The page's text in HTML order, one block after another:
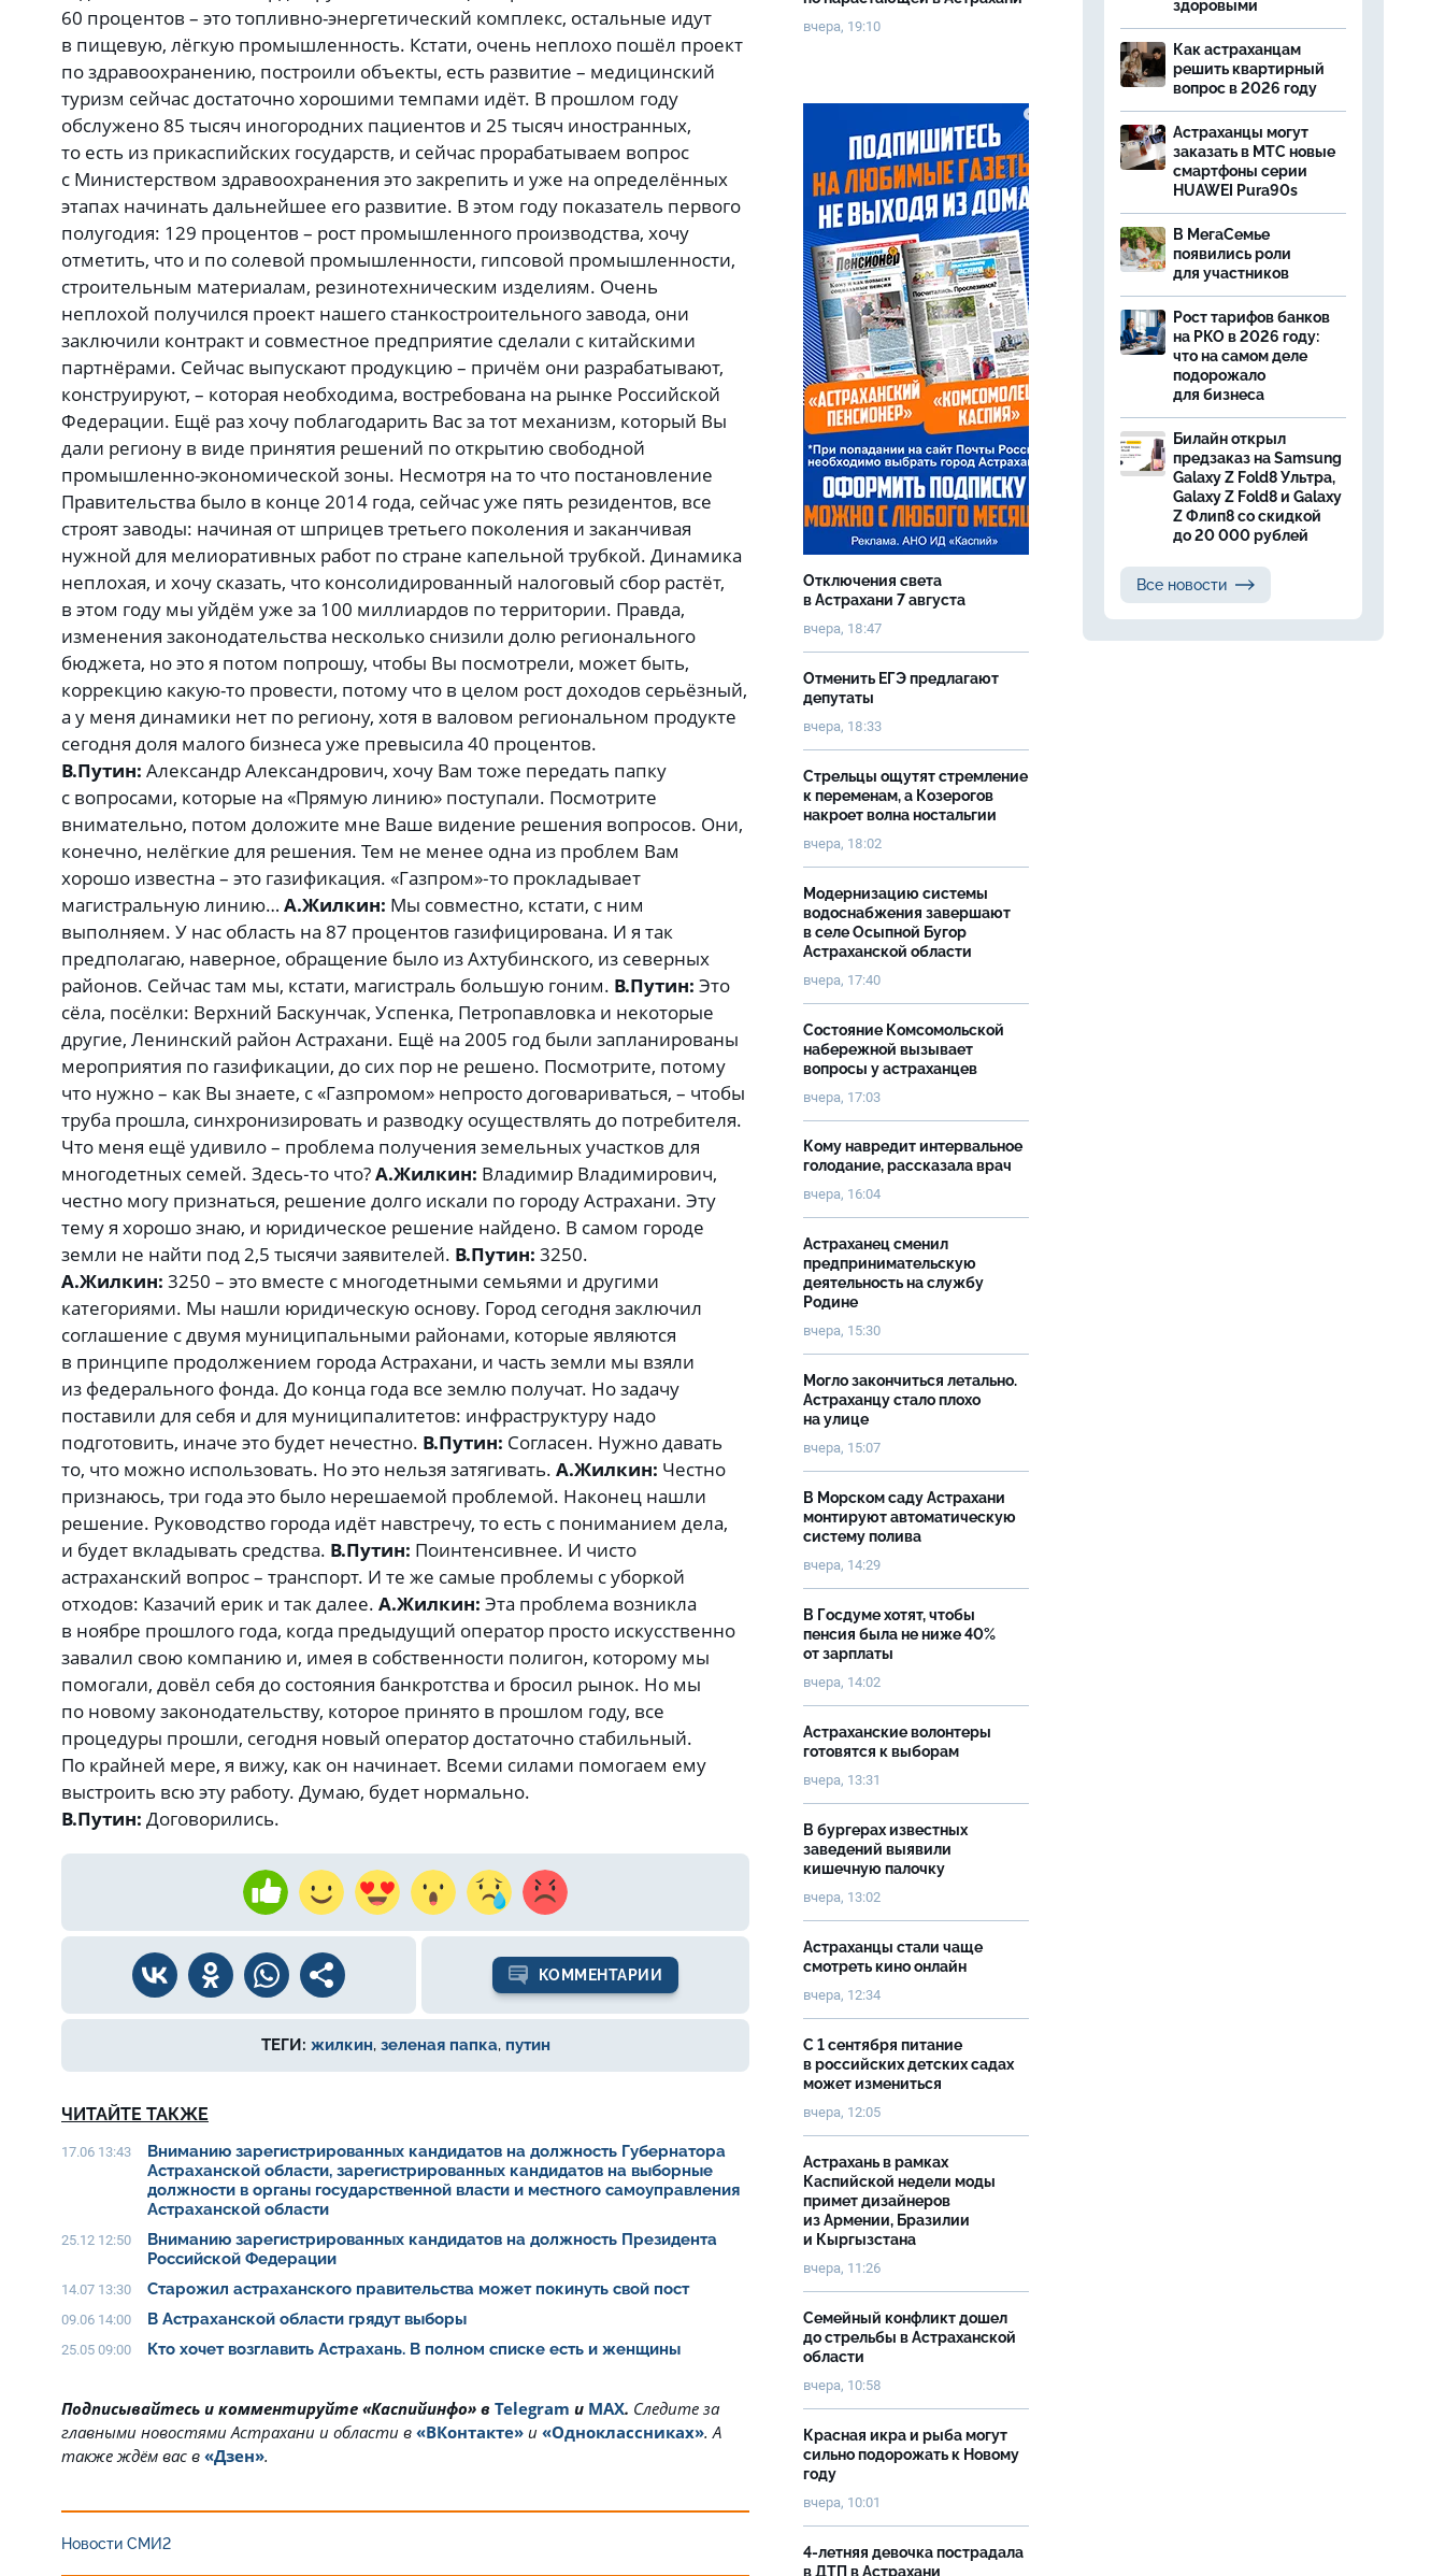
60 процентов – это топливно-энергетический комплекс, остальные идут
в пищевую, лёгкую промышленность. Кстати, очень неплохо пошёл проект
по здравоохранению, построили объекты, есть развитие – медицинский
туризм сейчас достаточно хорошими темпами идёт. В прошлом году
обслужено 85 тысяч иногородних пациентов и 25 тысяч иностранных,
то есть из прикаспийских государств, и сейчас прорабатываем вопрос
с Министерством здравоохранения это закрепить и уже на определённых
этапах начинать дальнейшее его развитие. В этом году показатель первого
полугодия: 129 процентов – рост промышленного производства, хочу
отметить, что и по солевой промышленности, гипсовой промышленности,
строительным материалам, резинотехническим изделиям. Очень
неплохой получился проект нашего станкостроительного завода, они
заключили контракт и совместное предприятие сделали с китайскими
партнёрами. Сейчас выпускают продукцию – причём они разрабатывают,
конструируют, – которая необходима, востребована на рынке Российской
Федерации. Ещё раз хочу поблагодарить Вас за тот механизм, который Вы
дали региону в виде принятия решений по открытию свободной
промышленно-экономической зоны. Несмотря на то что постановление
Правительства было в конце 2014 года, сейчас уже пять резидентов, все
строят заводы: начиная от шприцев третьего поколения и заканчивая
нужной для мелиоративных работ по стране капельной трубкой. Динамика
неплохая, и хочу сказать, что консолидированный налоговый сбор растёт,
в этом году мы уйдём уже за 100 миллиардов по территории. Правда,
изменения законодательства несколько снизили долю регионального
бюджета, но это я потом попрошу, чтобы Вы посмотрели, может быть,
коррекцию какую-то провести, потому что в целом рост доходов серьёзный,
а у меня динамики нет по региону, хотя в валовом региональном продукте
сегодня доля малого бизнеса уже превысила 40 процентов.
В.Путин: Александр Александрович, хочу Вам тоже передать папку
с вопросами, которые на «Прямую линию» поступали. Посмотрите
внимательно, потом доложите мне Ваше видение решения вопросов. Они,
конечно, нелёгкие для решения. Тем не менее одна из проблем Вам
хорошо известна – это газификация. «Газпром»‑то прокладывает
магистральную линию… А.Жилкин: Мы совместно, кстати, с ним
выполняем. У нас область на 87 процентов газифицирована. И я так
предполагаю, наверное, обращение было из Ахтубинского, из северных
районов. Сейчас там мы, кстати, магистраль большую гоним. В.Путин: Это
сёла, посёлки: Верхний Баскунчак, Успенка, Петропавловка и некоторые
другие, Ленинский район Астрахани. Ещё на 2005 год были запланированы
мероприятия по газификации, до сих пор не решено. Посмотрите, потому
что нужно – как Вы знаете, с «Газпромом» непросто договариваться, – чтобы
труба прошла, синхронизировать и разводку осуществлять до потребителя.
Что меня ещё удивило – проблема получения земельных участков для
многодетных семей. Здесь‑то что?А.Жилкин: Владимир Владимирович,
честно могу признаться, решение долго искали по городу Астрахани. Эту
тему я хорошо знаю, и юридическое решение найдено. В самом городе
земли не найти под 2,5 тысячи заявителей. В.Путин: 3250.
А.Жилкин: 3250 – это вместе с многодетными семьями и другими
категориями. Мы нашли юридическую основу. Город сегодня заключил
соглашение с двумя муниципальными районами, которые являются
в принципе продолжением города Астрахани, и часть земли мы взяли
из федерального фонда. До конца года все землю получат. Но задачу
поставили для себя и для муниципалитетов: инфраструктуру надо
подготовить, иначе это будет нечестно. В.Путин: Согласен. Нужно давать
то, что можно использовать. Но это нельзя затягивать. А.Жилкин: Честно
признаюсь, три года это было нерешаемой проблемой. Наконец нашли
решение. Руководство города идёт навстречу, то есть с пониманием дела,
и будет вкладывать средства. В.Путин: Поинтенсивнее. И чисто
астраханский вопрос – транспорт. И те же самые проблемы с уборкой
отходов: Казачий ерик и так далее. А.Жилкин: Эта проблема возникла
в ноябре прошлого года, когда предыдущий оператор просто искусственно
завалил свою компанию и, имея в собственности полигон, которому мы
помогали, довёл себя до состояния банкротства и бросил рынок. Но мы
по новому законодательству, которое принято в прошлом году, все
процедуры прошли, сегодня новый оператор достаточно стабильный.
По крайней мере, я вижу, как он начинает. Всеми силами помогаем ему
выстроить всю эту работу. Думаю, будет нормально.
В.Путин: Договорились.
КОММЕНТАРИИ
ТЕГИ: жилкин, зеленая папка, путин
ЧИТАЙТЕ ТАКЖЕ
17.06 13:43
Вниманию зарегистрированных кандидатов на должность Губернатора
Астраханской области, зарегистрированных кандидатов на выборные
должности в органы государственной власти и местного самоуправления
Астраханской области
25.12 12:50
Вниманию зарегистрированных кандидатов на должность Президента
Российской Федерации
14.07 13:30 Старожил астраханского правительства может покинуть свой пост
09.06 14:00 В Астраханской области грядут выборы
25.05 09:00 Кто хочет возглавить Астрахань. В полном списке есть и женщины
Подписывайтесь и комментируйте «Каспийинфо» в Telegram и MAX. Cледите за
главными новостями Астрахани и области в «ВКонтакте» и «Одноклассниках». А
также ждём вас в «Дзен».
Новости СМИ2
вчера, 19:10
Отключения света
в Астрахани 7 августа
вчера, 18:47
Отменить ЕГЭ предлагают
депутаты
вчера, 18:33
Стрельцы ощутят стремление
к переменам, а Козерогов
накроет волна ностальгии
вчера, 18:02
Модернизацию системы
водоснабжения завершают
в селе Осыпной Бугор
Астраханской области
вчера, 17:40
Состояние Комсомольской
набережной вызывает
вопросы у астраханцев
вчера, 17:03
Кому навредит интервальное
голодание, рассказала врач
вчера, 16:04
Астраханец сменил
предпринимательскую
деятельность на службу
Родине
вчера, 15:30
Могло закончиться летально.
Астраханцу стало плохо
на улице
вчера, 15:07
В Морском саду Астрахани
монтируют автоматическую
систему полива
вчера, 14:29
В Госдуме хотят, чтобы
пенсия была не ниже 40%
от зарплаты
вчера, 14:02
Астраханские волонтеры
готовятся к выборам
вчера, 13:31
В бургерах известных
заведений выявили
кишечную палочку
вчера, 13:02
Астраханцы стали чаще
смотреть кино онлайн
вчера, 12:34
С 1 сентября питание
в российских детских садах
может измениться
вчера, 12:05
Астрахань в рамках
Каспийской недели моды
примет дизайнеров
из Армении, Бразилии
и Кыргызстана
вчера, 11:26
Семейный конфликт дошел
до стрельбы в Астраханской
области
вчера, 10:58
Красная икра и рыба могут
сильно подорожать к Новому
году
вчера, 10:01
4-летняя девочка пострадала
в ДТП в Астрахани
здоровыми
Как астраханцам
решить квартирный
вопрос в 2026 году
Астраханцы могут
заказать в МТС новые
смартфоны серии
HUAWEI Pura90s
В МегаСемье
появились роли
для участников
Рост тарифов банков
на РКО в 2026 году:
что на самом деле
подорожало
для бизнеса
Билайн открыл
предзаказ на Samsung
Galaxy Z Fold8 Ультра,
Galaxy Z Fold8 и Galaxy
Z Флип8 со скидкой
до 20 000 рублей
Все новости